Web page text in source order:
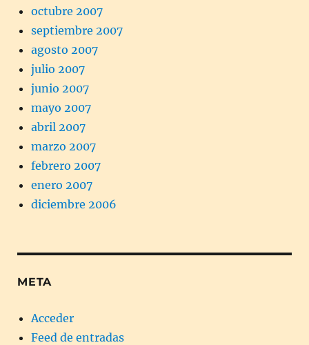
octubre 2007
septiembre 2007
agosto 2007
julio 2007
junio 2007
mayo 2007
abril 2007
marzo 2007
febrero 2007
enero 2007
diciembre 2006
META
Acceder
Feed de entradas